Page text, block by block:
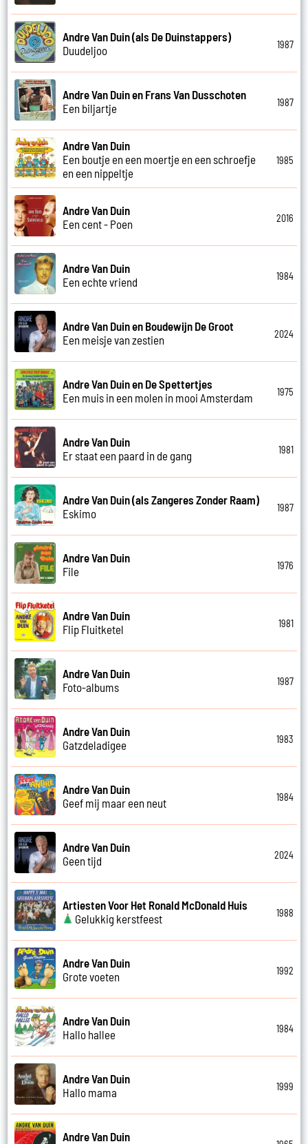
Andre Van Duin (als De Duinstappers)
Duudeljoo
1987
Andre Van Duin en Frans Van Dusschoten
Een biljartje
1987
Andre Van Duin
Een boutje en een moertje en een schroefje
en een nippeltje
1985
Andre Van Duin
Een cent - Poen
2016
Andre Van Duin
Een echte vriend
1984
Andre Van Duin en Boudewijn De Groot
Een meisje van zestien
2024
Andre Van Duin en De Spettertjes
Een muis in een molen in mooi Amsterdam
1975
Andre Van Duin
Er staat een paard in de gang
1981
Andre Van Duin (als Zangeres Zonder Raam)
Eskimo
1987
Andre Van Duin
File
1976
Andre Van Duin
Flip Fluitketel
1981
Andre Van Duin
Foto-albums
1987
Andre Van Duin
Gatzdeladigee
1983
Andre Van Duin
Geef mij maar een neut
1984
Andre Van Duin
Geen tijd
2024
Artiesten Voor Het Ronald McDonald Huis
Gelukkig kerstfeest
1988
Andre Van Duin
Grote voeten
1992
Andre Van Duin
Hallo hallee
1984
Andre Van Duin
Hallo mama
1999
Andre Van Duin